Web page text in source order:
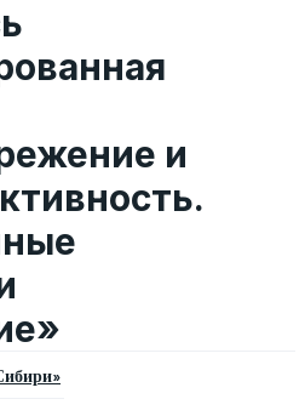
и